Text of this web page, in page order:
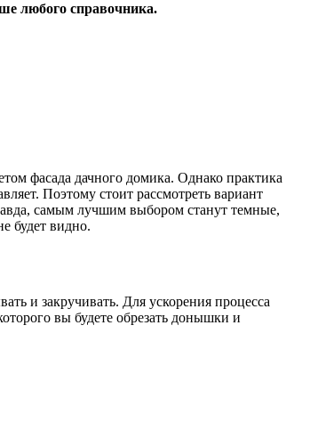
любого справочника.
фасада дачного домика. Однако практика
Поэтому стоит рассмотреть вариант
самым лучшим выбором станут темные,
будет видно.
и закручивать. Для ускорения процесса
вы будете обрезать донышки и